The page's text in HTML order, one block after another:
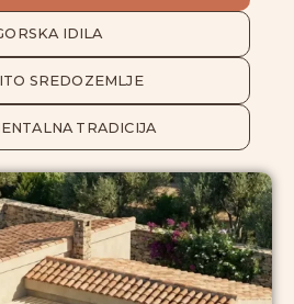
IDILA
SREDOZEMLJE
TRADICIJA